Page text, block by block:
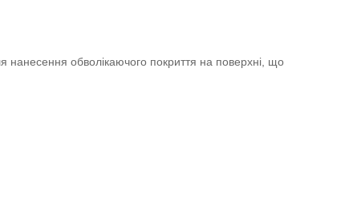
нанесення обволікаючого покриття на поверхні, що